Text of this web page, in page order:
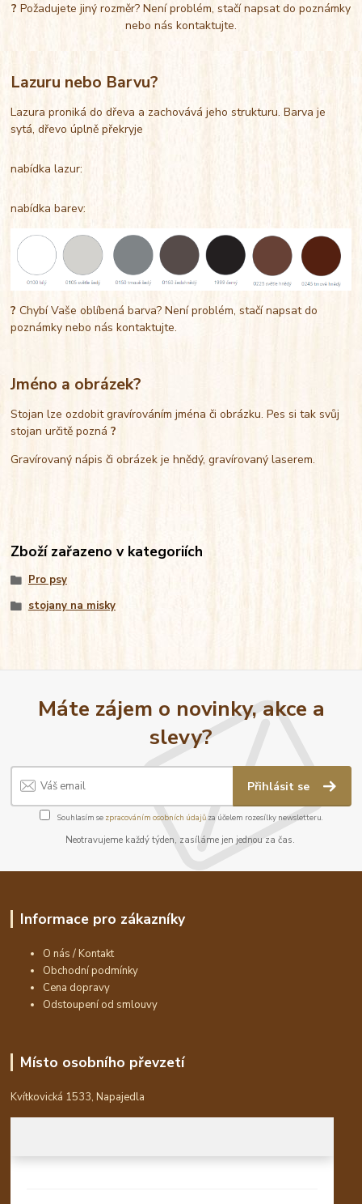
? Požadujete jiný rozměr? Není problém, stačí napsat do poznámky
nebo nás kontaktujte.
Lazuru nebo Barvu?
Lazura proniká do dřeva a zachovává jeho strukturu. Barva je
sytá, dřevo úplně překryje
nabídka lazur:
nabídka barev:
?Chybí Vaše oblíbená barva? Není problém, stačí napsat do
poznámky nebo nás kontaktujte.
Jméno a obrázek?
Stojan lze ozdobit gravírováním jména či obrázku. Pes si tak svůj
stojan určitě pozná?
Gravírovaný nápis či obrázek je hnědý, gravírovaný laserem.
Zboží zařazeno v kategoriích
Pro psy
stojany na misky
Máte zájem o novinky, akce a
slevy?
Přihlásit se
Souhlasím se zpracováním osobních údajůza účelem rozesílky newsletteru.
Neotravujeme každý týden, zasíláme jen jednou za čas.
Informace pro zákazníky
O nás / Kontakt
Obchodní podmínky
Cena dopravy
Odstoupení od smlouvy
Místo osobního převzetí
Kvítkovická 1533, Napajedla